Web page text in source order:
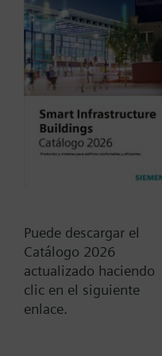
Tipo / Código:
Código:
Documentos
Puede descargar el
Catálogo 2026
actualizado haciendo
clic en el siguiente
enlace.